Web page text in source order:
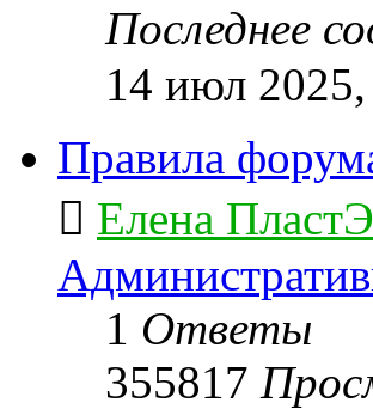
Последнее
14 июл
Правила
Елена
1 Ответы
355817